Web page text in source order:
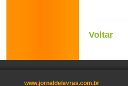
Voltar
www.jornaldelavras.com.br